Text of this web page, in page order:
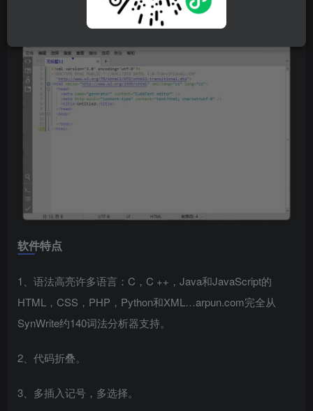
软件特点
1、语法高亮许多语言：C，C ++，Java和JavaScript的
HTML，CSS，PHP，Python和XML…arpun.com完全从
SynWrite约140词法分析器支持。
2、代码折叠。
3、多插入记号，多选择。